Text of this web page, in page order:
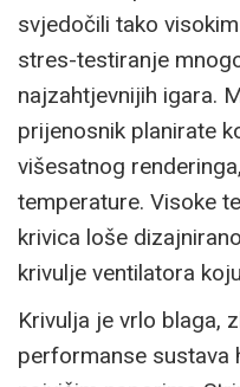
svjedočili tako
stres-testiranje
najzahtjevnijih igara.
prijenosnik planirate
višesatnog
temperature. Visoke
krivica loše
krivulje ventilatora
Krivulja je vrlo blaga,
performanse sustava